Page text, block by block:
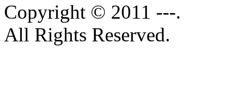
Copyright © 2011 ---.
All Rights Reserved.